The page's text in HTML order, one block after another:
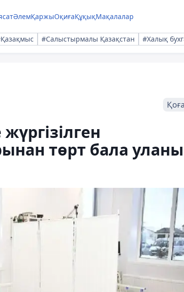
ӘлемҚаржыОқиғаҚұқықМақалалар
#Салыстырмалы Қазақстан #Халық
төрт бала